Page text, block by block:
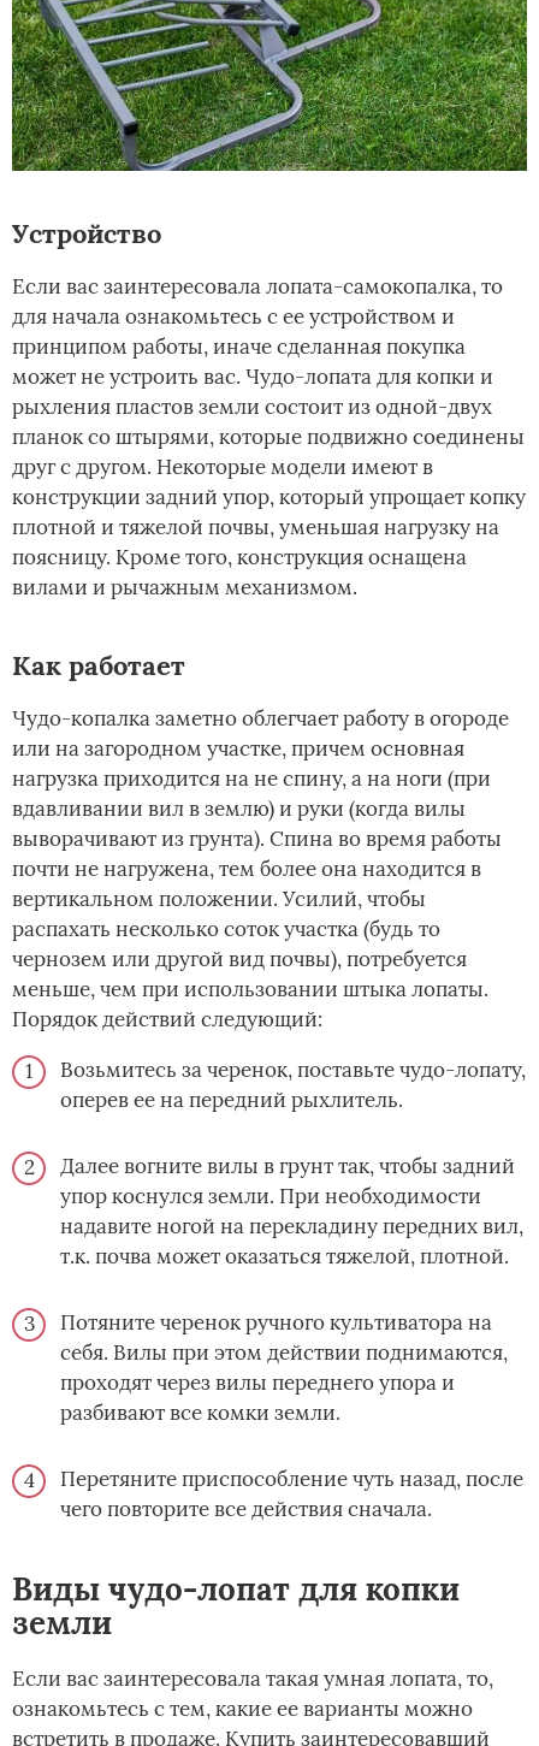
Устройство
Если вас заинтересовала лопата-самокопалка, то
для начала ознакомьтесь с ее устройством и
принципом работы, иначе сделанная покупка
может не устроить вас. Чудо-лопата для копки и
рыхления пластов земли состоит из одной-двух
планок со штырями, которые подвижно соединены
друг с другом. Некоторые модели имеют в
конструкции задний упор, который упрощает копку
плотной и тяжелой почвы, уменьшая нагрузку на
поясницу. Кроме того, конструкция оснащена
вилами и рычажным механизмом.
Как работает
Чудо-копалка заметно облегчает работу в огороде
или на загородном участке, причем основная
нагрузка приходится на не спину, а на ноги (при
вдавливании вил в землю) и руки (когда вилы
выворачивают из грунта). Спина во время работы
почти не нагружена, тем более она находится в
вертикальном положении. Усилий, чтобы
распахать несколько соток участка (будь то
чернозем или другой вид почвы), потребуется
меньше, чем при использовании штыка лопаты.
Порядок действий следующий:
Возьмитесь за черенок, поставьте чудо-лопату,
оперев ее на передний рыхлитель.
Далее вогните вилы в грунт так, чтобы задний
упор коснулся земли. При необходимости
надавите ногой на перекладину передних вил,
т.к. почва может оказаться тяжелой, плотной.
Потяните черенок ручного культиватора на
себя. Вилы при этом действии поднимаются,
проходят через вилы переднего упора и
разбивают все комки земли.
Перетяните приспособление чуть назад, после
чего повторите все действия сначала.
Виды чудо-лопат для копки
земли
Если вас заинтересовала такая умная лопата, то,
ознакомьтесь с тем, какие ее варианты можно
встретить в продаже. Купить заинтересовавший